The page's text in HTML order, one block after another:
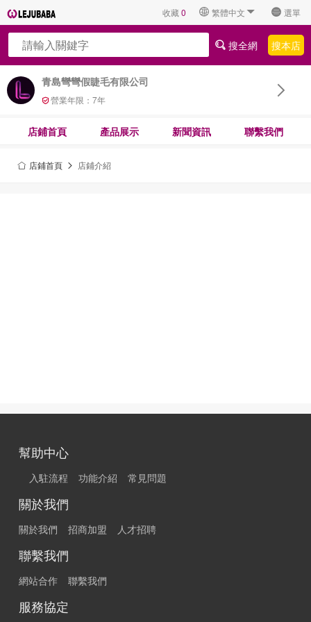
收藏0 繁體中文 選單
青島彎彎假睫毛有限公司
營業年限： 7年
搜全網 搜本店
店鋪首頁 產品展示 新聞資訊 聯繫我們
店鋪首頁 店鋪介紹
幫助中心
入駐流程 功能介紹 常見問題
關於我們
關於我們 招商加盟 人才招聘
聯繫我們
網站合作 聯繫我們
服務協定